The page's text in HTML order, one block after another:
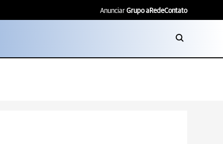
Anunciar Grupo aRedeContato